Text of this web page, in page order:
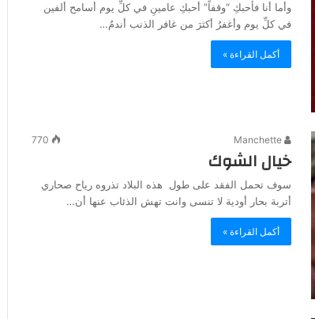
وأما أنا فأحبكِ “وقفاً” أحبكِ عامينِ في كلِّ يوم أسامح ألفين
في كلِّ يوم وأغفرُ أكثرَ من غافر الذنب أندمُ…
أكمل القراءة »
770
خيال الشوك
سوف تحمل الفقد على طول هذه البلاد تذروه رياح صحاري
أتربة بحار أودية لا تنسى وانت تهش الذئاب عنها أن…
أكمل القراءة »